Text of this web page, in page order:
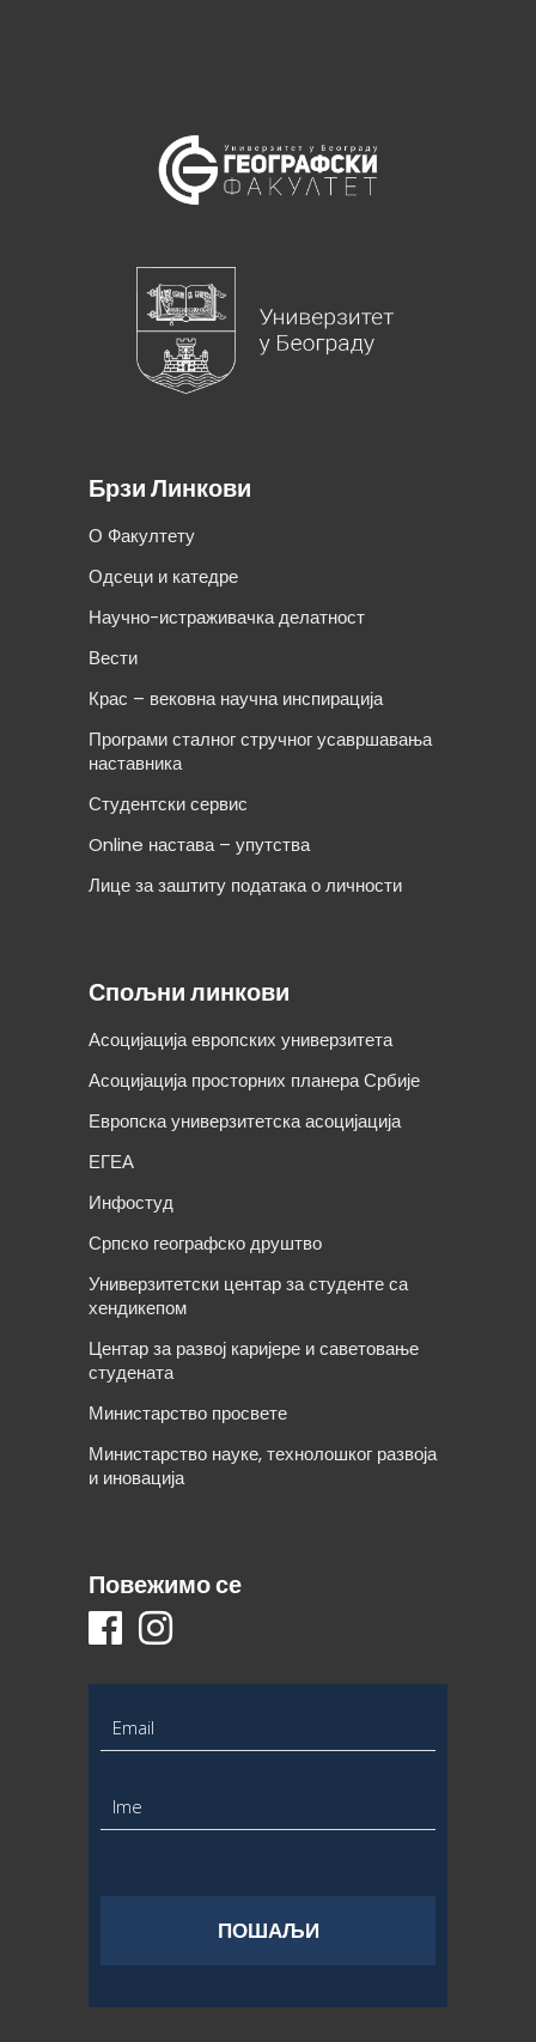
Брзи Линкови
О Факултету
Одсеци и катедре
Научно-истраживачка делатност
Вести
Крас – вековна научна инспирација
Програми сталног стручног усавршавања
наставника
Студентски сервис
Online настава – упутства
Лице за заштиту података о личности
Спољни линкови
Асоцијација европских универзитета
Асоцијација просторних планера Србије
Европска универзитетска асоцијација
ЕГЕА
Инфостуд
Српско географско друштво
Универзитетски центар за студенте са
хендикепом
Центар за развој каријере и саветовање
студената
Министарство просвете
Министарство науке, технолошког развоја
и иновација
Повежимо се